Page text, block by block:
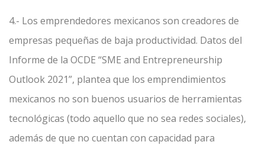
4.- Los emprendedores mexicanos son creadores de
empresas pequeñas de baja productividad. Datos del
Informe de la OCDE “SME and Entrepreneurship
Outlook 2021”, plantea que los emprendimientos
mexicanos no son buenos usuarios de herramientas
tecnológicas (todo aquello que no sea redes sociales),
además de que no cuentan con capacidad para